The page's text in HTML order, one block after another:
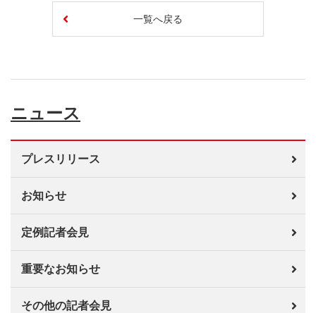
一覧へ戻る
ニュース
プレスリリース
お知らせ
定例記者会見
重要なお知らせ
その他の記者会見